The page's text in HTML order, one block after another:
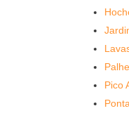
Pico